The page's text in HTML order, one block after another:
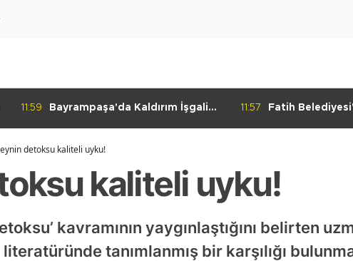
11:59
Bayrampaşa'da Kaldırım İşgali
11:57
Fatih
detoksu kaliteli uyku!
kaliteli uyku!
kavramının yaygınlaştığını belirten
tanımlanmış bir karşılığı